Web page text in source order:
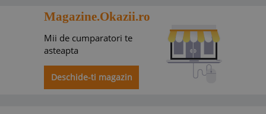
Magazine.Okazii.ro
Mii de cumparatori te
asteapta
Deschide-ti magazin